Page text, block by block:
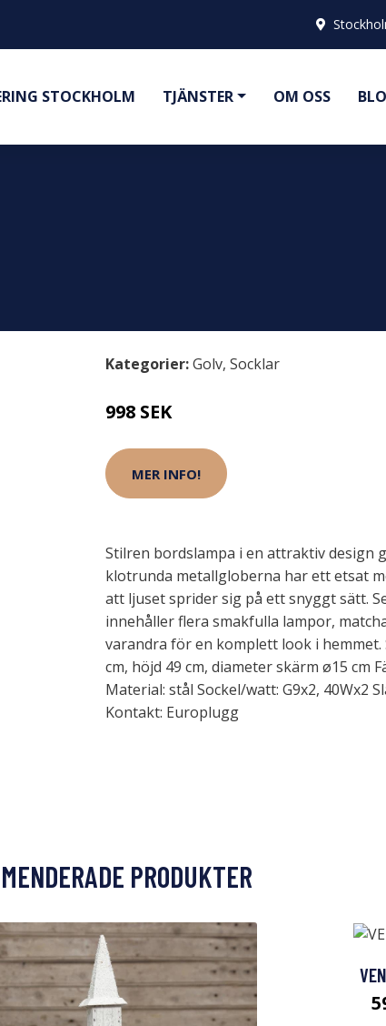
STOCKHOLM TJÄNSTER OM OSS
Kategorier:Golv, Socklar
998 SEK
MER INFO!
Stilren bordslampa i en attraktiv design
klotrunda metallgloberna har ett etsat
att ljuset sprider sig på ett snyggt sätt.
innehåller flera smakfulla lampor,
varandra för en komplett look i hemmet.
cm, höjd 49 cm, diameter skärm ø15 cm
Material: stål Sockel/watt: G9x2, 40Wx2
Kontakt: Europlugg
PRODUKTER